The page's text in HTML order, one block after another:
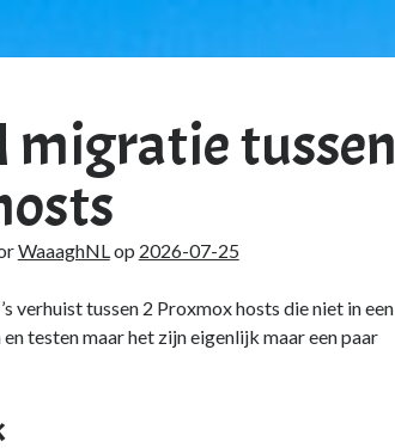
migratie tussen
WaaaghNLop 2026-07-25
verhuist tussen 2 Proxmox hosts die niet in een
testen maar het zijn eigenlijk maar een paar